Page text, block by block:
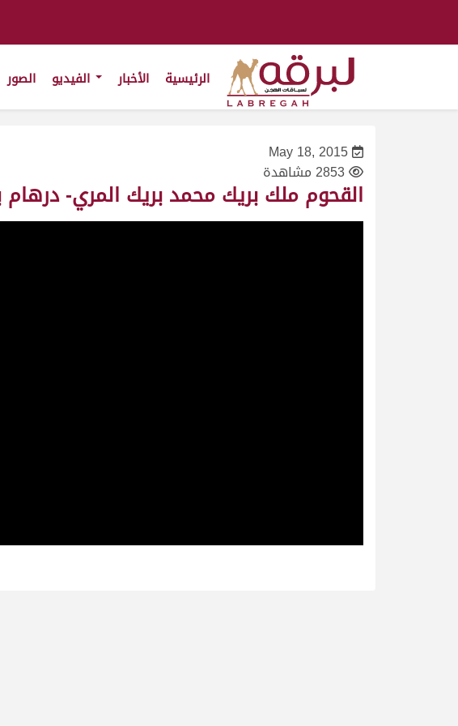
الرئيسية الأخبار الصور
May 18, 2015
2853 مشاهدة
القحوم ملك بريك محمد بريك المري- درهام